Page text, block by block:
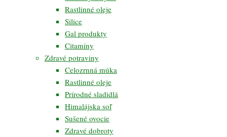
Rastlinné oleje
Silice
Gal produkty
Citamíny
Zdravé potraviny
Celozrnná múka
Rastlinné oleje
Prírodné sladidlá
Himalájska soľ
Sušené ovocie
Zdravé dobroty